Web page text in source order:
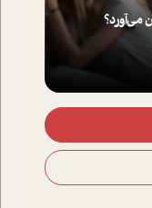
می‌آورد؟